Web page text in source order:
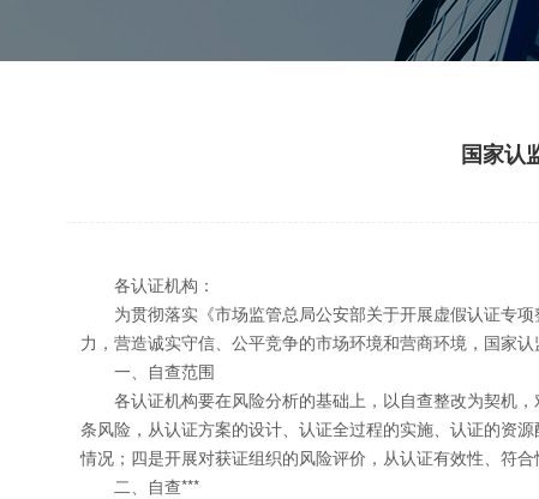
国家认
各认证机构：
为贯彻落实《市场监管总局公安部关于开展虚假认证专项
力，营造诚实守信、公平竞争的市场环境和营商环境，国家
一、自查范围
各认证机构要在风险分析的基础上，以自查整改为契机，
条风险，从认证方案的设计、认证全过程的实施、认证的资
情况；四是开展对获证组织的风险评价，从认证有效性、符合
二、自查***